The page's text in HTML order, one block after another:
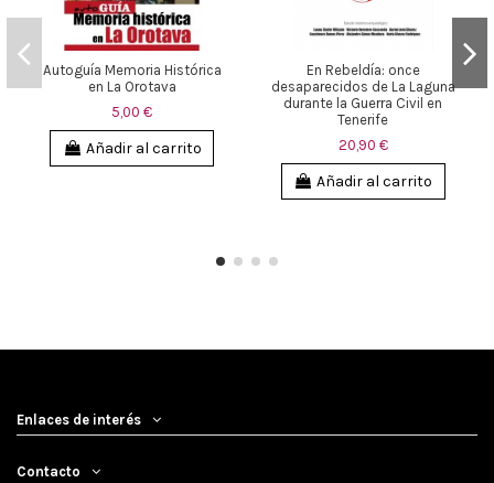
Autoguía Memoria Histórica
en La Orotava
5,00 €
Añadir al carrito
En Rebeldía: once
desaparecidos de La Laguna
durante la Guerra Civil en
Tenerife
20,90 €
Añadir al carrito
Enlaces de interés
Contacto